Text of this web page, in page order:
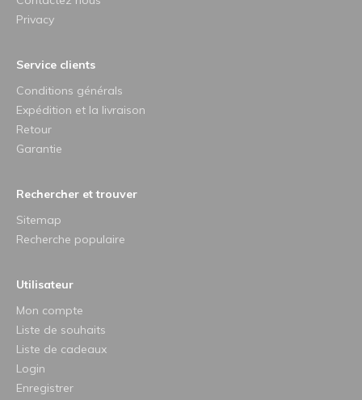
Privacy
Service clients
Conditions générals
Expédition et la livraison
Retour
Garantie
Rechercher et trouver
Sitemap
Recherche populaire
Utilisateur
Mon compte
Liste de souhaits
Liste de cadeaux
Login
Enregistrer